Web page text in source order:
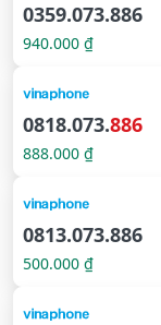
0359.073.886
940.000 ₫
0818.073.886
888.000 ₫
0813.073.886
500.000 ₫